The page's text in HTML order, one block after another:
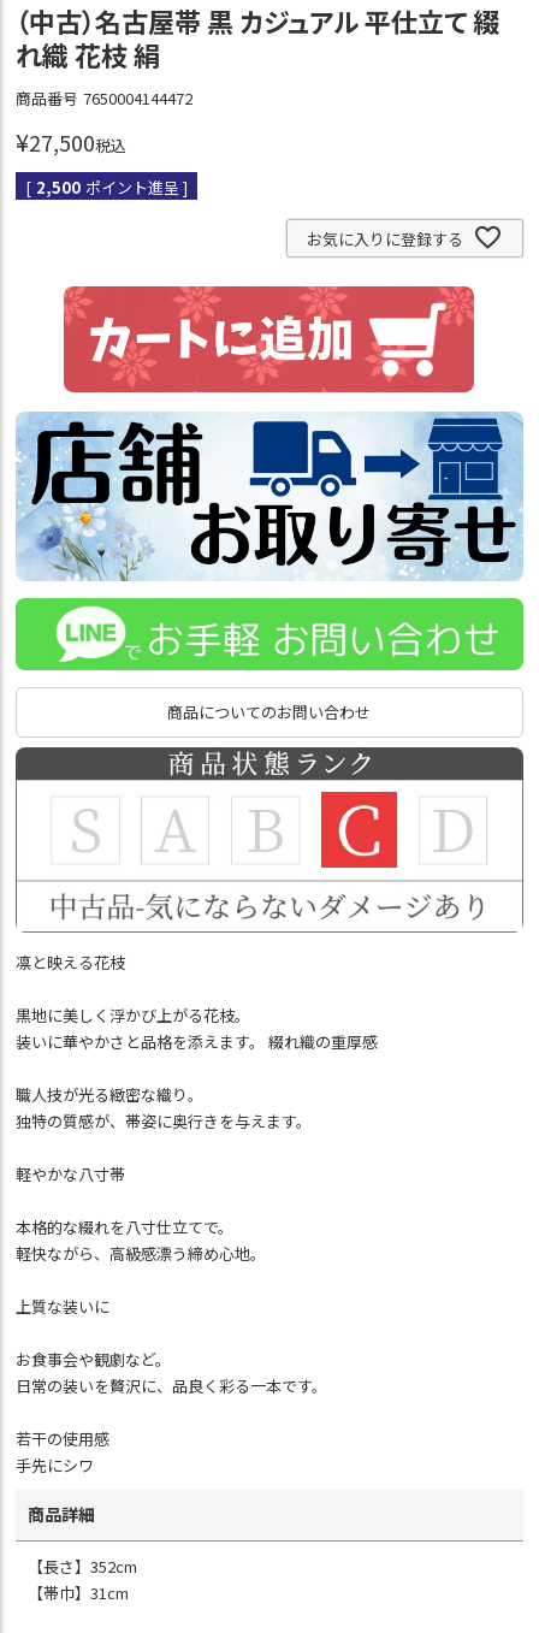
（中古）名古屋帯 黒 カジュアル 平仕立て 綴
れ織 花枝 絹
商品番号 7650004144472
¥27,500税込
[ 2,500 ポイント進呈 ]
お気に入りに登録する
商品についてのお問い合わせ
凛と映える花枝
黒地に美しく浮かび上がる花枝。
装いに華やかさと品格を添えます。 綴れ織の重厚感
職人技が光る緻密な織り。
独特の質感が、帯姿に奥行きを与えます。
軽やかな八寸帯
本格的な綴れを八寸仕立てで。
軽快ながら、高級感漂う締め心地。
上質な装いに
お食事会や観劇など。
日常の装いを贅沢に、品良く彩る一本です。
若干の使用感
手先にシワ
商品詳細
【長さ】352cm
【帯巾】31cm